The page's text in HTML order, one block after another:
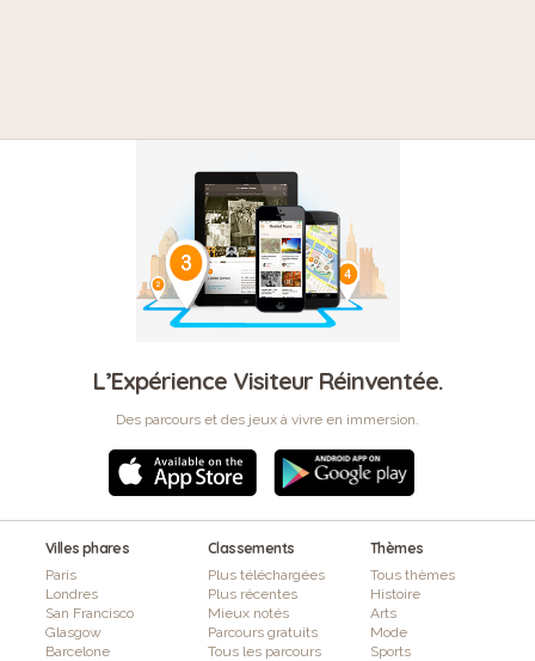
L’Expérience Visiteur Réinventée.
Des parcours et des jeux à vivre en immersion.
Villes phares
Paris
Londres
San Francisco
Glasgow
Barcelone
Classements
Plus téléchargées
Plus récentes
Mieux notés
Parcours gratuits
Tous les parcours
Thèmes
Tous thèmes
Histoire
Arts
Mode
Sports